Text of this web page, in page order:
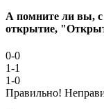
А помните ли вы,
открытие,
0-0
1-1
1-0
Правильно!